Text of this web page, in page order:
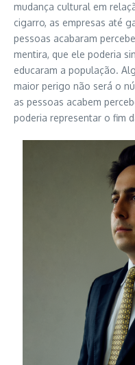
mudança cultural em
cigarro, as empresas até
pessoas acabaram
mentira, que ele poderia
educaram a população.
maior perigo não será o
as pessoas acabem
poderia representar o fim